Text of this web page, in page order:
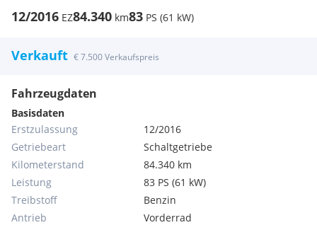
12/2016 EZ84.340 km83 PS (61 kW)
Verkauft € 7.500 Verkaufspreis
Fahrzeugdaten
Basisdaten
Erstzulassung
12/2016
Getriebeart
Schaltgetriebe
Kilometerstand
84.340 km
Leistung
83 PS (61 kW)
Treibstoff
Benzin
Antrieb
Vorderrad